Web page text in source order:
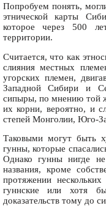
Попробуем понять,
этнической карты
которое через 500
территории.
Считается, что как
слияния местных
угорских племен,
Западной Сибири и
сипыры, по мнению той
их корни, вероятно, и
степей Монголии, Юго-
Таковыми могут быть
гунны, которые
Однако гунны нигде не
названия, кроме
протяжении
гуннские или хотя
доказательств тому до